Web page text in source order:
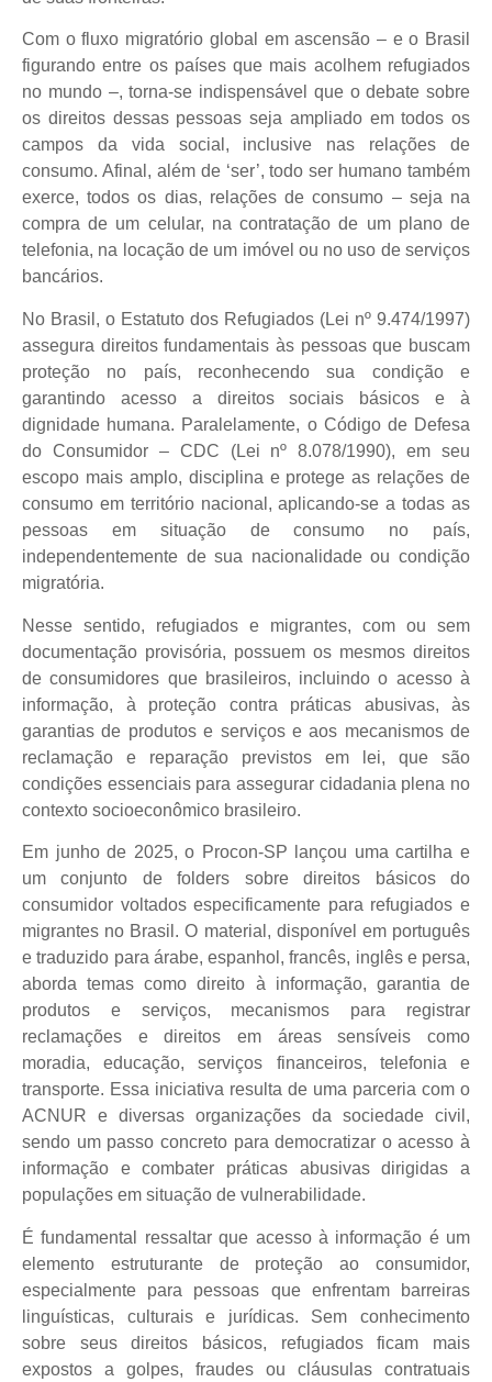
Com o fluxo migratório global em ascensão – e o Brasil
figurando entre os países que mais acolhem refugiados
no mundo –, torna-se indispensável que o debate sobre
os direitos dessas pessoas seja ampliado em todos os
campos da vida social, inclusive nas relações de
consumo. Afinal, além de ‘ser’, todo ser humano também
exerce, todos os dias, relações de consumo – seja na
compra de um celular, na contratação de um plano de
telefonia, na locação de um imóvel ou no uso de serviços
bancários.
No Brasil, o Estatuto dos Refugiados (Lei nº 9.474/1997)
assegura direitos fundamentais às pessoas que buscam
proteção no país, reconhecendo sua condição e
garantindo acesso a direitos sociais básicos e à
dignidade humana. Paralelamente, o Código de Defesa
do Consumidor – CDC (Lei nº 8.078/1990), em seu
escopo mais amplo, disciplina e protege as relações de
consumo em território nacional, aplicando-se a todas as
pessoas em situação de consumo no país,
independentemente de sua nacionalidade ou condição
migratória.
Nesse sentido, refugiados e migrantes, com ou sem
documentação provisória, possuem os mesmos direitos
de consumidores que brasileiros, incluindo o acesso à
informação, à proteção contra práticas abusivas, às
garantias de produtos e serviços e aos mecanismos de
reclamação e reparação previstos em lei, que são
condições essenciais para assegurar cidadania plena no
contexto socioeconômico brasileiro.
Em junho de 2025, o Procon-SP lançou uma cartilha e
um conjunto de folders sobre direitos básicos do
consumidor voltados especificamente para refugiados e
migrantes no Brasil. O material, disponível em português
e traduzido para árabe, espanhol, francês, inglês e persa,
aborda temas como direito à informação, garantia de
produtos e serviços, mecanismos para registrar
reclamações e direitos em áreas sensíveis como
moradia, educação, serviços financeiros, telefonia e
transporte. Essa iniciativa resulta de uma parceria com o
ACNUR e diversas organizações da sociedade civil,
sendo um passo concreto para democratizar o acesso à
informação e combater práticas abusivas dirigidas a
populações em situação de vulnerabilidade.
É fundamental ressaltar que acesso à informação é um
elemento estruturante de proteção ao consumidor,
especialmente para pessoas que enfrentam barreiras
linguísticas, culturais e jurídicas. Sem conhecimento
sobre seus direitos básicos, refugiados ficam mais
expostos a golpes, fraudes ou cláusulas contratuais